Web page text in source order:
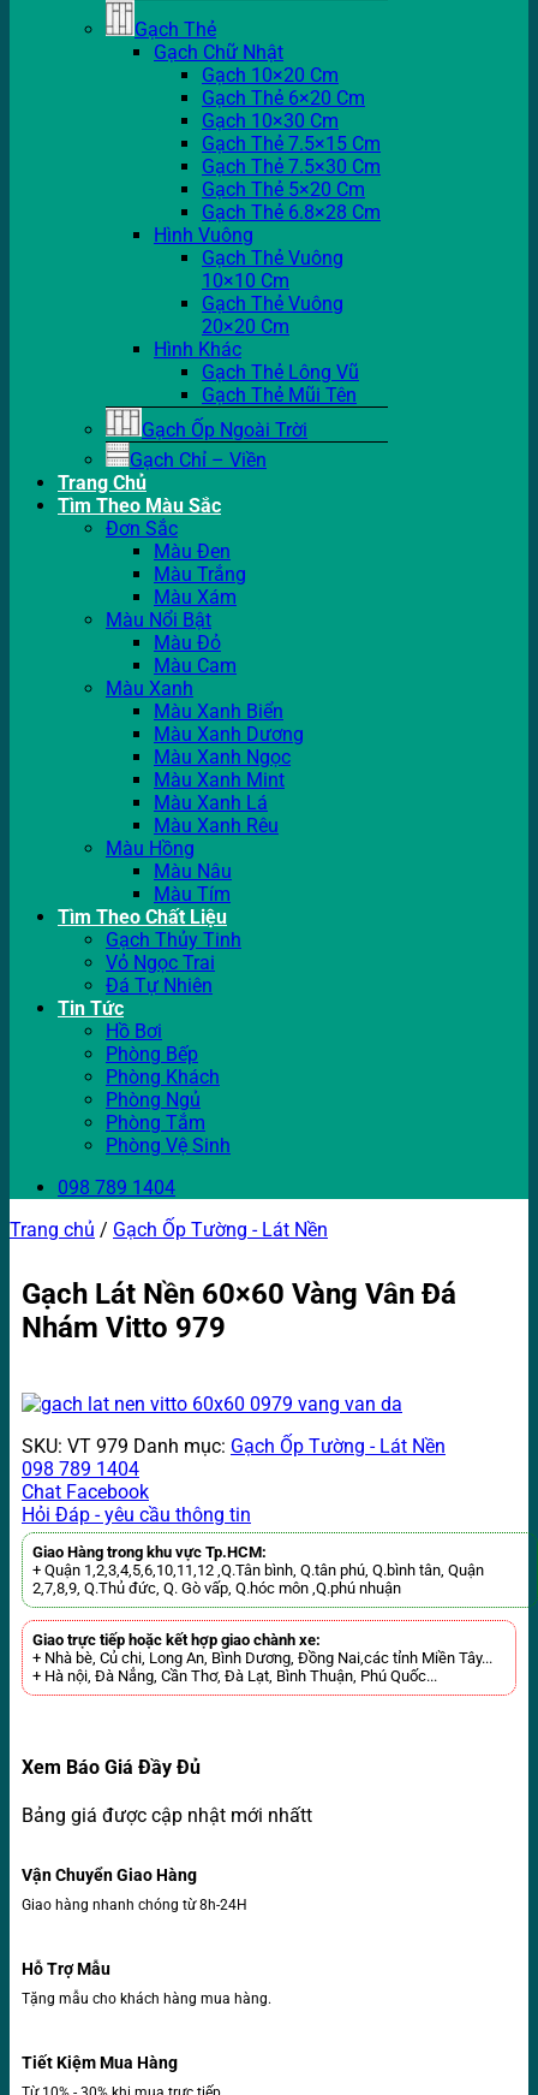
Gạch Thẻ
Gạch Chữ Nhật
Gạch 10×20 Cm
Gạch Thẻ 6×20 Cm
Gạch 10×30 Cm
Gạch Thẻ 7.5×15 Cm
Gạch Thẻ 7.5×30 Cm
Gạch Thẻ 5×20 Cm
Gạch Thẻ 6.8×28 Cm
Hình Vuông
Gạch Thẻ Vuông
10×10 Cm
Gạch Thẻ Vuông
20×20 Cm
Hình Khác
Gạch Thẻ Lông Vũ
Gạch Thẻ Mũi Tên
Gạch Ốp Ngoài Trời
Gạch Chỉ – Viền
Trang Chủ
Tìm Theo Màu Sắc
Đơn Sắc
Màu Đen
Màu Trắng
Màu Xám
Màu Nổi Bật
Màu Đỏ
Màu Cam
Màu Xanh
Màu Xanh Biển
Màu Xanh Dương
Màu Xanh Ngọc
Màu Xanh Mint
Màu Xanh Lá
Màu Xanh Rêu
Màu Hồng
Màu Nâu
Màu Tím
Tìm Theo Chất Liệu
Gạch Thủy Tinh
Vỏ Ngọc Trai
Đá Tự Nhiên
Tin Tức
Hồ Bơi
Phòng Bếp
Phòng Khách
Phòng Ngủ
Phòng Tắm
Phòng Vệ Sinh
098 789 1404
Trang chủ / Gạch Ốp Tường - Lát Nền
Gạch Lát Nền 60×60 Vàng Vân Đá
Nhám Vitto 979
SKU: VT 979 Danh mục: Gạch Ốp Tường - Lát Nền
098 789 1404
Chat Facebook
Hỏi Đáp - yêu cầu thông tin
Giao Hàng trong khu vực Tp.HCM:
+ Quận 1,2,3,4,5,6,10,11,12 ,Q.Tân bình, Q.tân phú, Q.bình tân, Quận
2,7,8,9, Q.Thủ đức, Q. Gò vấp, Q.hóc môn ,Q.phú nhuận
Giao trực tiếp hoặc kết hợp giao chành xe:
+ Nhà bè, Củ chi, Long An, Bình Dương, Đồng Nai,các tỉnh Miền Tây...
+ Hà nội, Đà Nẳng, Cần Thơ, Đà Lạt, Bình Thuận, Phú Quốc...
Xem Báo Giá Đầy Đủ
Bảng giá được cập nhật mới nhấtt
Vận Chuyển Giao Hàng
Giao hàng nhanh chóng từ 8h-24H
Hỗ Trợ Mẫu
Tặng mẫu cho khách hàng mua hàng.
Tiết Kiệm Mua Hàng